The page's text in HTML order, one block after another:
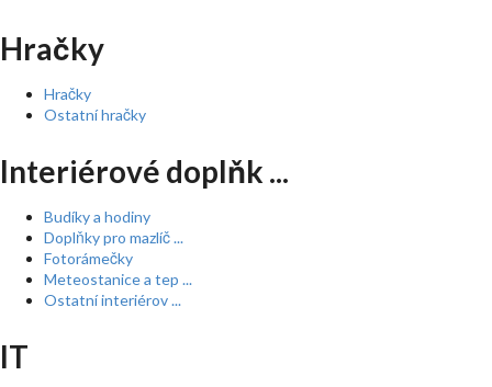
Hračky
Hračky
Ostatní hračky
Interiérové doplňk ...
Budíky a hodiny
Doplňky pro mazlíč ...
Fotorámečky
Meteostanice a tep ...
Ostatní interiérov ...
IT